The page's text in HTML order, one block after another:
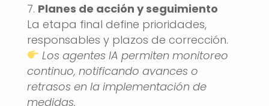
Planes de acción y seguimiento
La etapa final define prioridades,
responsables y plazos de corrección.
Los agentes IA permiten monitoreo
continuo, notificando avances o
retrasos en la implementación de
medidas.